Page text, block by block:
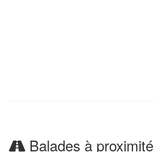
Balades à proximité